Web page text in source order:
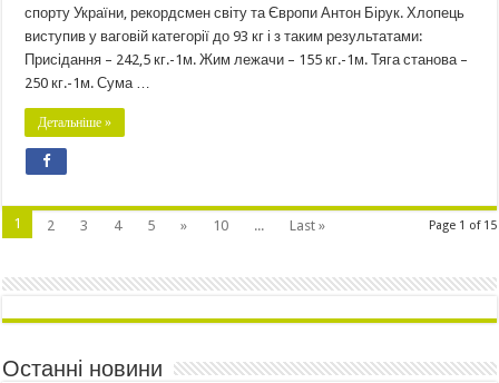
спорту України, рекордсмен світу та Європи Антон Бірук. Хлопець
виступив у ваговій категорії до 93 кг і з таким результатами:
Присідання – 242,5 кг.-1м. Жим лежачи – 155 кг.-1м. Тяга станова –
250 кг.-1м. Сума …
Детальніше »
Page 1 of 15
1 2 3 4 5 » 10 ... Last »
Останні новини